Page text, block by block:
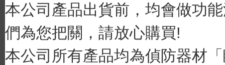
本公司產品出貨前，均會做功
們為您把關，請放心購買!
本公司所有產品均為偵防器材